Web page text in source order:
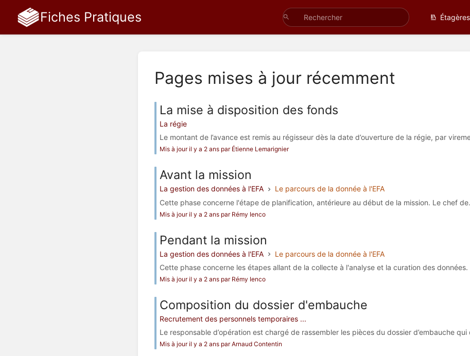
Fiches Pratiques Étagères
Pages mises à jour récemment
La mise à disposition des fonds
La régie
Le montant de l’avance est remis au régisseur dès la date d’ouverture de la régie, par
Mis à jour il y a 2 ans par Étienne Lemarignier
Avant la mission
La gestion des données à l'EFA
Le parcours de la donnée à l'EFA
Cette phase concerne l'étape de planification, antérieure au début de la mission. Le chef
Mis à jour il y a 2 ans par Rémy Ienco
Pendant la mission
La gestion des données à l'EFA
Le parcours de la donnée à l'EFA
Cette phase concerne les étapes allant de la collecte à l'analyse et la curation des données.
Mis à jour il y a 2 ans par Rémy Ienco
Composition du dossier d'embauche
Recrutement des personnels temporaires ...
Le responsable d’opération est chargé de rassembler les pièces du dossier d’embauche qui
Mis à jour il y a 2 ans par Arnaud Contentin